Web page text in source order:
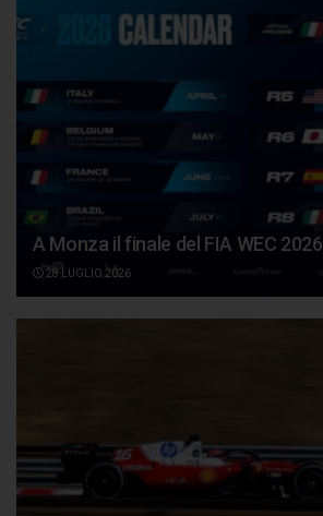
A Monza il finale del FIA WEC 2026
28 LUGLIO 2026